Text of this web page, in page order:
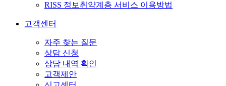
RISS 정보취약계층 서비스 이용방법
고객센터
자주 찾는 질문
상담 신청
상담 내역 확인
고객제안